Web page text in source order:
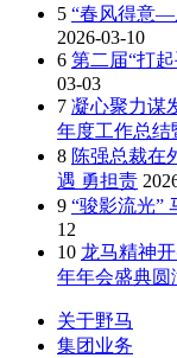
5 “春风得意—
2026-03-10
6 第二届“打
03-03
7 凝心聚力谋
年度工作总结
8 陈强总裁在
遇 勇担责
9 “骏影流光”
12
10 龙马精神
年年会盛典圆
关于野马
集团业务